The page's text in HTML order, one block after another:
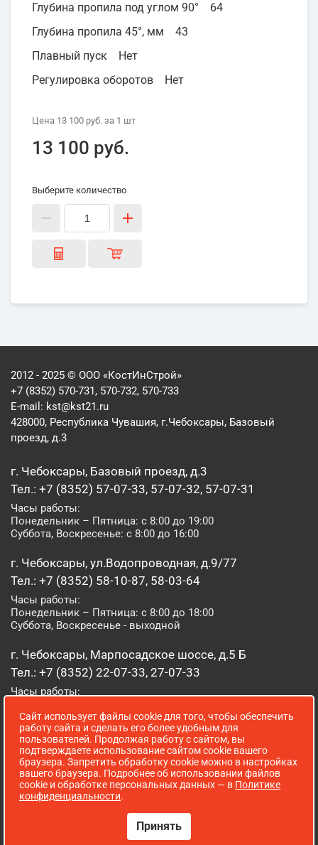
Глубина пропила под углом 90° 64
Глубина пропила 45°, мм 43
Плавный пуск Нет
Регулировка оборотов Нет
Цена 13 100 руб. за 1 шт
13 100 руб.
Выберите количество
2012 - 2025 © ООО «КостИнСтрой»
+7 (8352) 570-731, 570-732, 570-733
E-mail: kst@kst21.ru
428000, Республика Чувашия, г.Чебоксары, Базовый
проезд, д.3
г. Чебоксары, Базовый проезд, д.3
Тел.: +7 (8352) 57-07-33, 57-07-32, 57-07-31
Часы работы:
Понедельник – Пятница: с 8:00 до 19:00
Суббота, Воскресенье: с 8:00 до 16:00
г. Чебоксары, ул.Водопроводная, д.9/77
Тел.: +7 (8352) 58-10-87, 58-03-64
Часы работы:
Понедельник – Пятница: с 8:00 до 18:00
Суббота, Воскресенье - выходной
г. Чебоксары, Марпосадское шоссе, д.5 Б
Тел.: +7 (8352) 22-07-33, 27-07-33
Часы работы:
Суббота, Воскресенье: с 8:00 до 16:00
г. Йошкар-Ола, ул. Луначарского, д. 52 А
Тел.: (8362) 41-07-31
Часы работы:
Понедельник – Пятница: с 8:00 до 18:00
Сопровождение сайта WebStroy
Сайт использует файлы cookie для того, чтобы обеспечить
работу сайта и сделать его более удобным для
пользователей. Продолжая работу с сайтом, вы
подтверждаете использование сайтом cookie вашего
браузера. Запретить обработку cookie можно в настройках
вашего браузера. Подробнее об использовании файлов
cookie и обработке персональных данных — в Политике
конфиденциальности.
Принять